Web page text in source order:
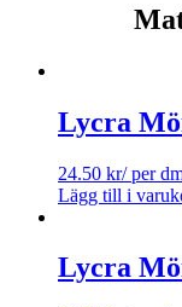
Lycra
24.50 kr/ per
Lägg till i
Lycra